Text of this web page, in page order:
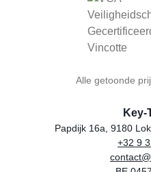
Alle getoonde
Key-
Papdijk 16a, 9180
+32 9